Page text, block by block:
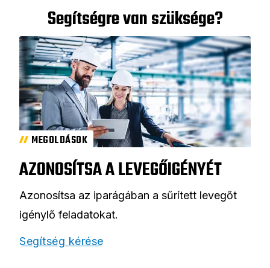
Segítségre van szüksége?
MEGOLDÁSOK
AZONOSÍTSA A LEVEGŐIGÉNYÉT
Azonosítsa az iparágában a sűrített levegőt
igénylő feladatokat.
Segítség kérése